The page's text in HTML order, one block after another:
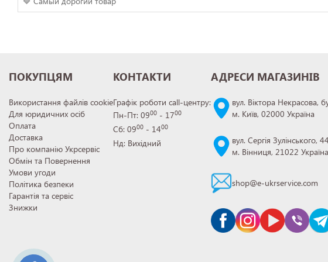
ПОКУПЦЯМ
Використання файлів cookie
Для юридичних осіб
Оплата
Доставка
Про компанію Укрсервіс
Обмін та Повернення
Умови угоди
Політика безпеки
Гарантія та сервіс
Знижки
КОНТАКТИ
Графік роботи call-центру:
Пн-Пт: 0900 - 1700
Сб: 0900 - 1400
Нд: Вихідний
АДРЕСИ МАГАЗИНІВ
вул. Віктора Некрасова,
м. Київ, 02000 Україна
вул. Сергія Зулінського,
м. Вінниця, 21022 Україна
shop@e-ukrservice.com